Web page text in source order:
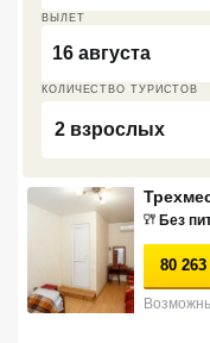
ВЫЛЕТ
16 августа
КОЛИЧЕСТВО ТУРИСТОВ
2 взрослых
Без
80 263
ТОП 10 лучших отелей
ТОП 10 недорогих
Недорогие отели 4*
звезды
Лучшие отели 3*